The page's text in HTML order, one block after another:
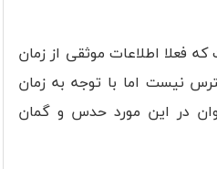
فعلا اطلاعات موثقی از زمان
پرو 5 در دسترس نیست اما با توجه به زمان
در این مورد حدس و گمان